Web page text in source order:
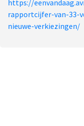
https://
rapportcijfer-van-33-
nieuwe-verkiezingen/